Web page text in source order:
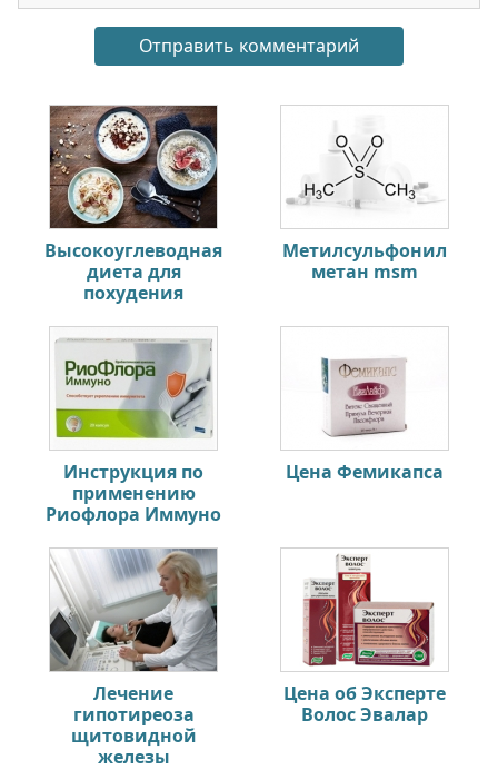
Высокоуглеводная
диета для
похудения
Метилсульфонил
метан msm
Инструкция по
применению
Риофлора Иммуно
Цена Фемикапса
Лечение
гипотиреоза
щитовидной
железы
Цена об Эксперте
Волос Эвалар